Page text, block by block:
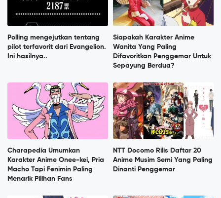
Polling mengejutkan tentang
pilot terfavorit dari Evangelion.
Ini hasilnya..
Siapakah Karakter Anime
Wanita Yang Paling
Difavoritkan Penggemar Untuk
Sepayung Berdua?
Charapedia Umumkan
Karakter Anime Onee-kei, Pria
Macho Tapi Fenimin Paling
Menarik Pilihan Fans
NTT Docomo Rilis Daftar 20
Anime Musim Semi Yang Paling
Dinanti Penggemar